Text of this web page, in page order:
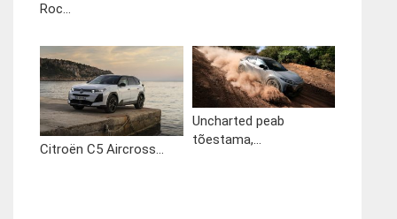
Roc...
Citroën C5 Aircross...
Uncharted peab
tõestama,...